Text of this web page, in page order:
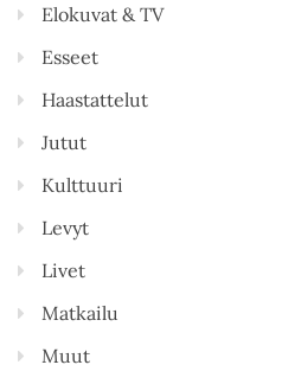
Elokuvat & TV
Esseet
Haastattelut
Jutut
Kulttuuri
Levyt
Livet
Matkailu
Muut